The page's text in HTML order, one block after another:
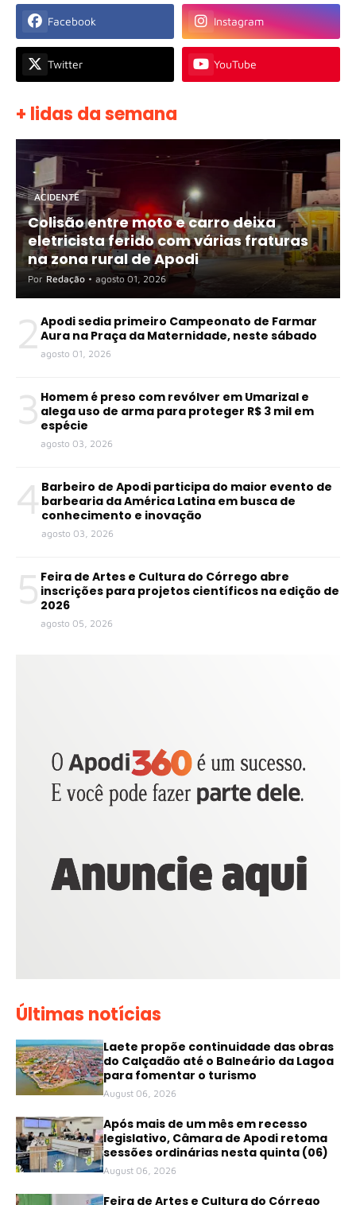
Facebook Instagram
Twitter YouTube
+ lidas da semana
ACIDENTE
Colisão entre moto e carro deixa
eletricista ferido com várias fraturas
na zona rural de Apodi
Por Redação • agosto 01, 2026
2 Apodi sedia primeiro Campeonato de Farmar
Aura na Praça da Maternidade, neste sábado
agosto 01, 2026
3 Homem é preso com revólver em Umarizal e
alega uso de arma para proteger R$ 3 mil em
espécie
agosto 03, 2026
4 Barbeiro de Apodi participa do maior evento de
barbearia da América Latina em busca de
conhecimento e inovação
agosto 03, 2026
5 Feira de Artes e Cultura do Córrego abre
inscrições para projetos científicos na edição de
2026
agosto 05, 2026
Últimas notícias
Laete propõe continuidade das obras
do Calçadão até o Balneário da Lagoa
para fomentar o turismo
August 06, 2026
Após mais de um mês em recesso
legislativo, Câmara de Apodi retoma
sessões ordinárias nesta quinta (06)
August 06, 2026
Feira de Artes e Cultura do Córrego